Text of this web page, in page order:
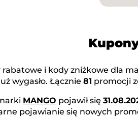
i kody zniżkowe dla
wygasło. Łącznie 81 promocji
MANGO pojawił się
pojawianie się nowych